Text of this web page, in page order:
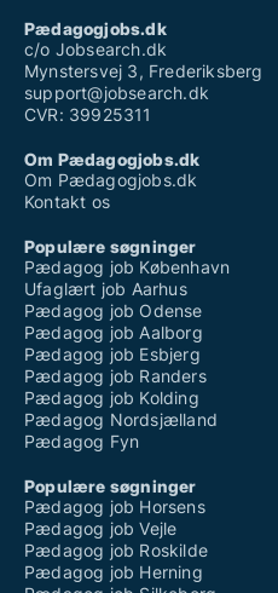
Pædagogjobs.dk
c/o Jobsearch.dk
Mynstersvej 3, Frederiksberg
support@jobsearch.dk
CVR: 39925311
Om Pædagogjobs.dk
Om Pædagogjobs.dk
Kontakt os
Populære søgninger
Pædagog job København
Ufaglært job Aarhus
Pædagog job Odense
Pædagog job Aalborg
Pædagog job Esbjerg
Pædagog job Randers
Pædagog job Kolding
Pædagog Nordsjælland
Pædagog Fyn
Populære søgninger
Pædagog job Horsens
Pædagog job Vejle
Pædagog job Roskilde
Pædagog job Herning